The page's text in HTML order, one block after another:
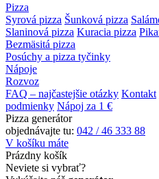
Pizza
Syrová pizza Šunková pizza
Slaninová pizza Kuracia pizza
Bezmäsitá pizza
Posúchy a pizza tyčinky
Nápoje
Rozvoz
FAQ – najčastejšie otázky Kontakt
podmienky Nápoj za 1 €
Pizza generátor
objednávajte tu: 042 / 46 333 88
V košíku máte
Prázdny košík
Neviete si vybrať?